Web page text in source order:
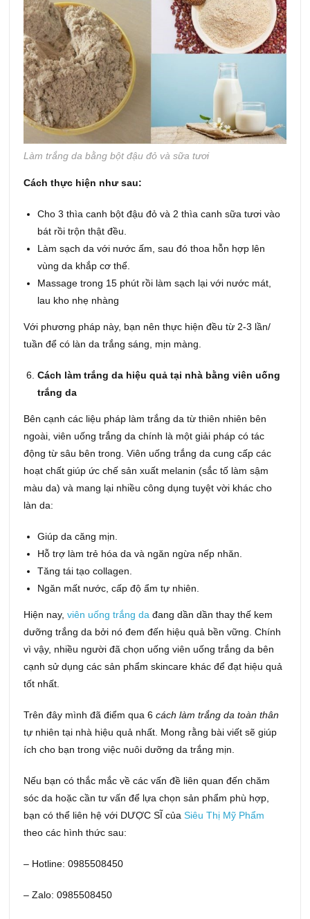
Làm trắng da bằng bột đậu đỏ và sữa tươi
Cách thực hiện như sau:
Cho 3 thìa canh bột đậu đỏ và 2 thìa canh sữa tươi vào
bát rồi trộn thật đều.
Làm sạch da với nước ấm, sau đó thoa hỗn hợp lên
vùng da khắp cơ thể.
Massage trong 15 phút rồi làm sạch lại với nước mát,
lau kho nhẹ nhàng
Với phương pháp này, bạn nên thực hiện đều từ 2-3 lần/
tuần để có làn da trắng sáng, mịn màng.
Cách làm trắng da hiệu quả tại nhà bằng viên uống
trắng da
Bên cạnh các liệu pháp làm trắng da từ thiên nhiên bên
ngoài, viên uống trắng da chính là một giải pháp có tác
động từ sâu bên trong. Viên uống trắng da cung cấp các
hoạt chất giúp ức chế sản xuất melanin (sắc tố làm sậm
màu da) và mang lại nhiều công dụng tuyệt vời khác cho
làn da:
Giúp da căng mịn.
Hỗ trợ làm trẻ hóa da và ngăn ngừa nếp nhăn.
Tăng tái tạo collagen.
Ngăn mất nước, cấp độ ẩm tự nhiên.
Hiện nay,viên uống trắng da đang dần dần thay thế kem
dưỡng trắng da bởi nó đem đến hiệu quả bền vững. Chính
vì vậy, nhiều người đã chọn uống viên uống trắng da bên
cạnh sử dụng các sản phẩm skincare khác để đạt hiệu quả
tốt nhất.
Trên đây mình đã điểm qua 6cách làm trắng da toàn thân
tự nhiên tại nhà hiệu quả nhất. Mong rằng bài viết sẽ giúp
ích cho bạn trong việc nuôi dưỡng da trắng mịn.
Nếu bạn có thắc mắc về các vấn đề liên quan đến chăm
sóc da hoặc cần tư vấn để lựa chọn sản phẩm phù hợp,
bạn có thể liên hệ với DƯỢC SĨ củaSiêu Thị Mỹ Phẩm
theo các hình thức sau:
– Hotline: 0985508450
– Zalo: 0985508450